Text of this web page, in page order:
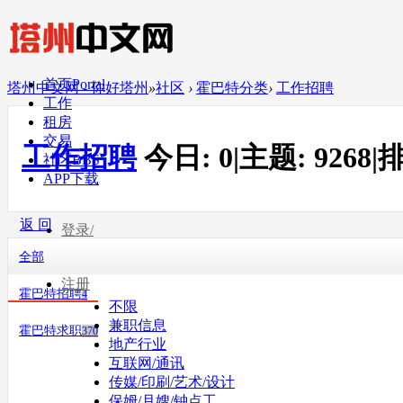
首页Portal
工作
租房
交易
社区BBS
APP下载
登录/
注册
塔州中文网 - 你好塔州 »社区 › 霍巴特分类› 工作招聘
工作招聘 今日: 0|主题: 9268|
返 回
全部
霍巴特招聘4
霍巴特求职370
不限
兼职信息
地产行业
互联网/通讯
传媒/印刷/艺术/设计